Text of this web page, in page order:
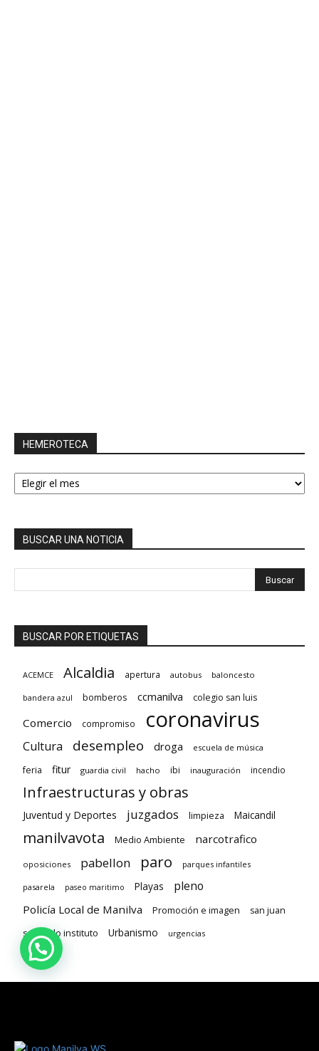
HEMEROTECA
HEMEROTECA
BUSCAR UNA NOTICIA
BUSCAR POR ETIQUETAS
ACEMCE Alcaldia apertura autobus baloncesto
bandera azul bomberos ccmanilva colegio san luis
Comercio compromiso coronavirus
Cultura desempleo droga escuela de música
feria fitur guardia civil hacho ibi inauguración incendio
Infraestructuras y obras
Juventud y Deportes juzgados limpieza Maicandil
manilvavota Medio Ambiente narcotrafico
oposiciones pabellon paro parques infantiles
pasarela paseo maritimo Playas pleno
Policía Local de Manilva Promoción e imagen san juan
segundo instituto Urbanismo urgencias